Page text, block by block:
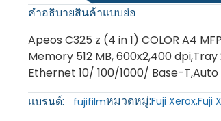
คำอธิบายสินค้าแบบย่อ
Apeos C325 z (4 in 1) COLOR A4
Memory 512 MB, 600x2,400
Ethernet 10/ 100/1000/ Base-
แบรนด์:
fujifilmหมวดหมู่:Fuji Xerox,Fuji